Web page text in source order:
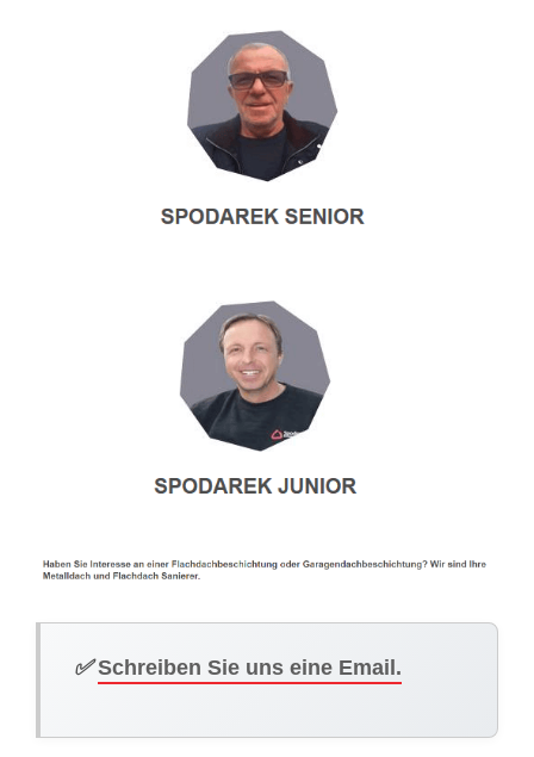
✅Schreiben Sie uns eine Email.